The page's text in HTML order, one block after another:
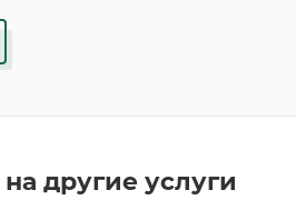
другие услуги